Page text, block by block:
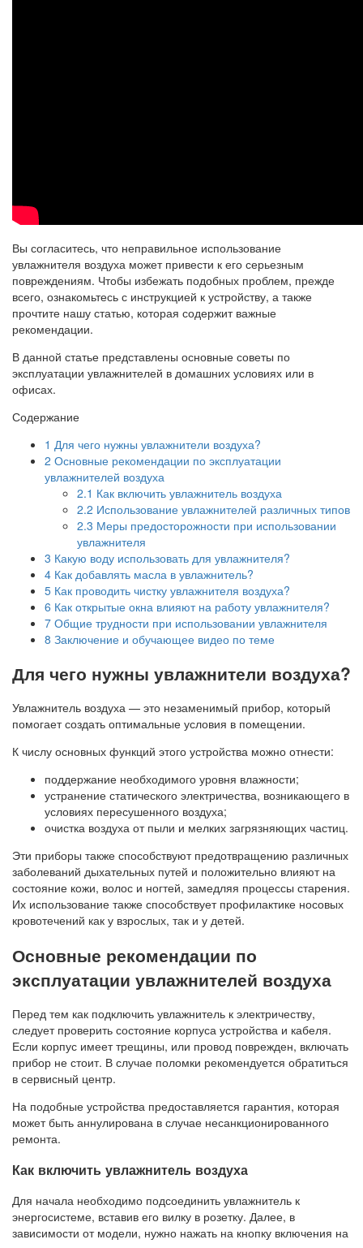
Вы согласитесь, что неправильное использование
увлажнителя воздуха может привести к его серьезным
повреждениям. Чтобы избежать подобных проблем, прежде
всего, ознакомьтесь с инструкцией к устройству, а также
прочтите нашу статью, которая содержит важные
рекомендации.
В данной статье представлены основные советы по
эксплуатации увлажнителей в домашних условиях или в
офисах.
Содержание
1 Для чего нужны увлажнители воздуха?
2 Основные рекомендации по эксплуатации
увлажнителей воздуха
2.1 Как включить увлажнитель воздуха
2.2 Использование увлажнителей различных типов
2.3 Меры предосторожности при использовании
увлажнителя
3 Какую воду использовать для увлажнителя?
4 Как добавлять масла в увлажнитель?
5 Как проводить чистку увлажнителя воздуха?
6 Как открытые окна влияют на работу увлажнителя?
7 Общие трудности при использовании увлажнителя
8 Заключение и обучающее видео по теме
Для чего нужны увлажнители воздуха?
Увлажнитель воздуха — это незаменимый прибор, который
помогает создать оптимальные условия в помещении.
К числу основных функций этого устройства можно отнести:
поддержание необходимого уровня влажности;
устранение статического электричества, возникающего в
условиях пересушенного воздуха;
очистка воздуха от пыли и мелких загрязняющих частиц.
Эти приборы также способствуют предотвращению различных
заболеваний дыхательных путей и положительно влияют на
состояние кожи, волос и ногтей, замедляя процессы старения.
Их использование также способствует профилактике носовых
кровотечений как у взрослых, так и у детей.
Основные рекомендации по
эксплуатации увлажнителей воздуха
Перед тем как подключить увлажнитель к электричеству,
следует проверить состояние корпуса устройства и кабеля.
Если корпус имеет трещины, или провод поврежден, включать
прибор не стоит. В случае поломки рекомендуется обратиться
в сервисный центр.
На подобные устройства предоставляется гарантия, которая
может быть аннулирована в случае несанкционированного
ремонта.
Как включить увлажнитель воздуха
Для начала необходимо подсоединить увлажнитель к
энергосистеме, вставив его вилку в розетку. Далее, в
зависимости от модели, нужно нажать на кнопку включения на